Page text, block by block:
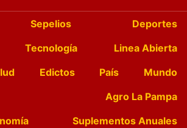
Sepelios
Deportes
Tecnología
Linea Abierta
Edictos País
Mundo
Agro La Pampa
Suplementos Anuales